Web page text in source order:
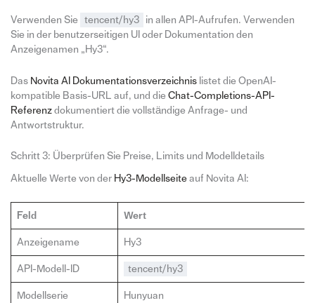
Verwenden Sie tencent/hy3
in allen API-Aufrufen. Verwenden
Sie in der benutzerseitigen UI oder Dokumentation den
Anzeigenamen „Hy3“.
Das Novita AI Dokumentationsverzeichnislistet die OpenAI-
kompatible Basis-URL auf, und die Chat-Completions-API-
Referenzdokumentiert die vollständige Anfrage- und
Antwortstruktur.
Schritt 3: Überprüfen Sie Preise, Limits und Modelldetails
Aktuelle Werte von der Hy3-Modellseiteauf Novita AI:
Feld Wert
Anzeigename Hy3
API-Modell-ID tencent/hy3
Modellserie Hunyuan